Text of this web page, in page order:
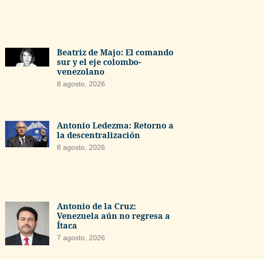
Beatriz de Majo: El comando
sur y el eje colombo-
venezolano
8 agosto, 2026
Antonio Ledezma: Retorno a
la descentralización
8 agosto, 2026
Antonio de la Cruz:
Venezuela aún no regresa a
Ítaca
7 agosto, 2026